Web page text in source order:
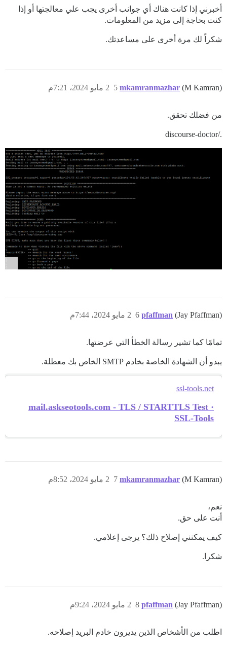
أخبرني إذا كانت هناك أي جوانب أخرى يجب علي معالجتها أو إذا
كنت بحاجة إلى مزيد من المعلومات.
شكراً لك مرة أخرى على مساعدتك.
mkamranmazhar (M Kamran) 2 مايو 2024، 7:21م 5
من فضلك تحقق.
./discourse-doctor
pfaffman (Jay Pfaffman) 2 مايو 2024، 7:44م 6
تمامًا كما تشير رسالة الخطأ التي عرضتها.
يبدو أن الشهادة الخاصة بخادم SMTP الخاص بك معطلة.
ssl-tools.net
mail.askseotools.com - TLS / STARTTLS Test ·
SSL-Tools
mkamranmazhar (M Kamran) 2 مايو 2024، 8:52م 7
نعم،
أنت على حق.
كيف يمكنني إصلاح ذلك؟ يرجى إعلامي.
شكرا.
pfaffman (Jay Pfaffman) 2 مايو 2024، 9:24م 8
اطلب من الأشخاص الذين يديرون خادم البريد إصلاحه.